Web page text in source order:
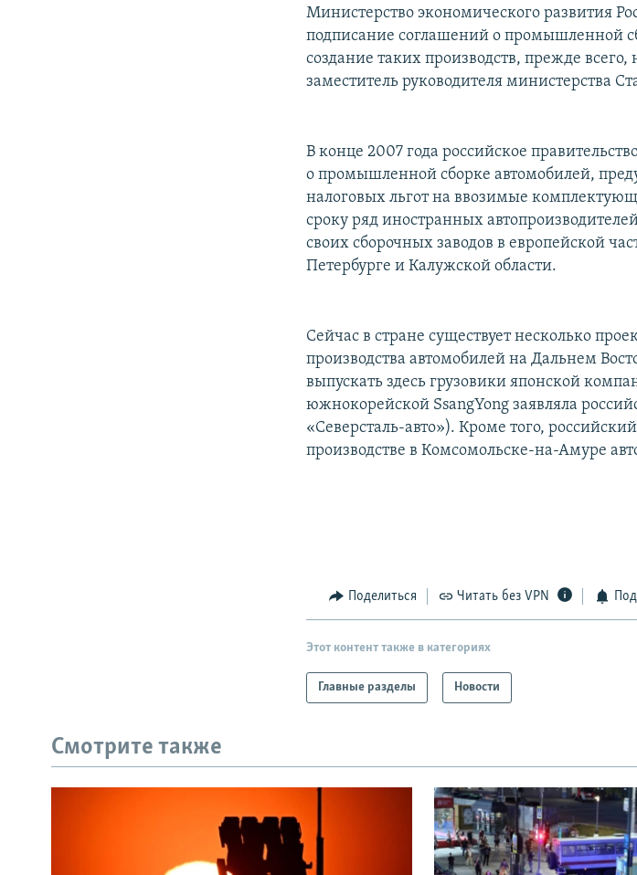
Министерство экономического развития
подписание соглашений о промышленной
создание таких производств, прежде
заместитель руководителя министерства
В конце 2007 года российское
о промышленной сборке автомобилей,
налоговых льгот на ввозимые
сроку ряд иностранных
своих сборочных заводов в европейской
Петербурге и Калужской области.
Сейчас в стране существует несколько
производства автомобилей на Дальнем
выпускать здесь грузовики японской
южнокорейской SsangYong заявляла
«Северсталь-авто»). Кроме того,
производстве в Комсомольске-на-Амуре
Поделиться Читать без VPN
Этот контент также в категориях
Главные разделы Новости
Смотрите также